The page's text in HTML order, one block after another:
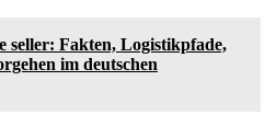
seller: Fakten, Logistikpfade,
im deutschen